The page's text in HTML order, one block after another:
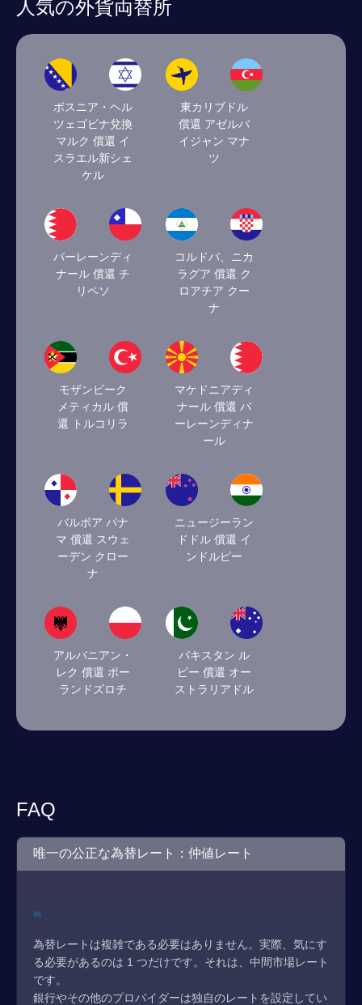
人気の外貨両替所
ボスニア・ヘル
ツェゴビナ兌換
マルク 償還 イ
スラエル新シェ
ケル
東カリブドル
償還 アゼルバ
イジャン マナ
ツ
バーレーンディ
ナール 償還 チ
リペソ
コルドバ、ニカ
ラグア 償還 ク
ロアチア クー
ナ
モザンビーク
メティカル 償
還 トルコリラ
マケドニアディ
ナール 償還 バ
ーレーンディナ
ール
バルボア パナ
マ 償還 スウェ
ーデン クロー
ナ
ニュージーラン
ドドル 償還 イ
ンドルピー
アルバニアン・
レク 償還 ポー
ランドズロチ
パキスタン ル
ピー 償還 オー
ストラリアドル
FAQ
唯一の公正な為替レート：仲値レート
為替レートは複雑である必要はありません。実際、気にす
る必要があるのは 1 つだけです。それは、中間市場レート
です。
銀行やその他のプロバイダーは独自のレートを設定してい